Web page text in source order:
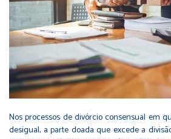
Nos processos de divórcio consensual em
desigual, a parte doada que excede a